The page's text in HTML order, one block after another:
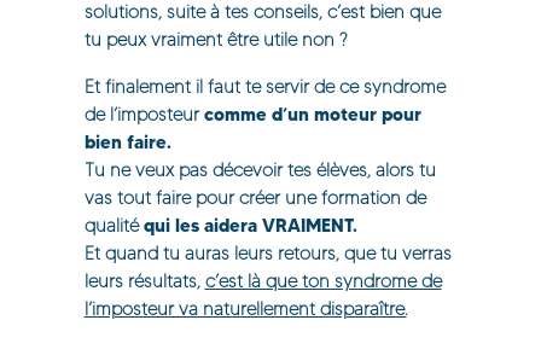
solutions, suite à tes conseils, c’est bien que
tu peux vraiment être utile non ?
Et finalement il faut te servir de ce syndrome
de l’imposteurcomme d’un moteur pour
bien faire.
Tu ne veux pas décevoir tes élèves, alors tu
vas tout faire pour créer une formation de
qualitéqui les aidera VRAIMENT.
Et quand tu auras leurs retours, que tu verras
leurs résultats, c’est là que ton syndrome de
l’imposteur va naturellement disparaître.